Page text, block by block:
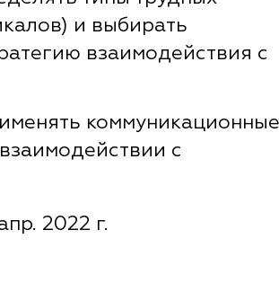
и выбирать
взаимодействия с
коммуникационные
с
2022 г.